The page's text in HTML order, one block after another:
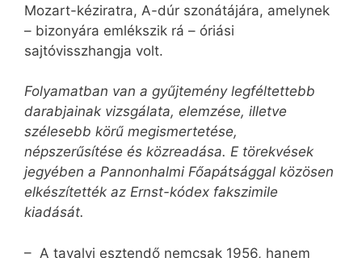
Mozart-kéziratra, A-dúr szonátájára, amelynek
– bizonyára emlékszik rá – óriási
sajtóvisszhangja volt.
Folyamatban van a gyűjtemény legféltettebb
darabjainak vizsgálata, elemzése, illetve
szélesebb körű megismertetése,
népszerűsítése és közreadása. E törekvések
jegyében a Pannonhalmi Főapátsággal közösen
elkészítették az Ernst-kódex fakszimile
kiadását.
– A tavalyi esztendő nemcsak 1956, hanem